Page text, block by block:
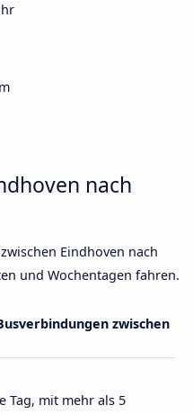
nach
Eindhoven nach
und Wochentagen fahren.
zwischen
Tag, mit mehr als 5